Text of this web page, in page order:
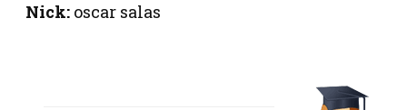
Nick:oscar salas